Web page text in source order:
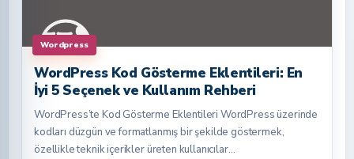
Wordpress
WordPress Kod Gösterme Eklentileri: En
İyi 5 Seçenek ve Kullanım Rehberi
WordPress’te Kod Gösterme Eklentileri WordPress üzerinde
kodları düzgün ve formatlanmış bir şekilde göstermek,
özellikle teknik içerikler üreten kullanıcılar…